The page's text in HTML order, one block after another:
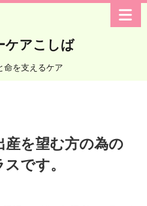
ケアこしば
命を支えるケア
産を望む方の為の
です。